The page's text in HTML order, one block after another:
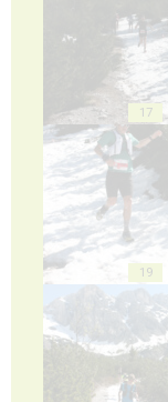
17
19